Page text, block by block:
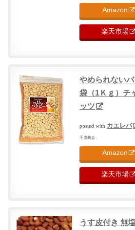
Amazon
楽天市場
やめられない
袋（1Ｋｇ）チ
ッツ
posted with カエレバ
千成商会
Amazon
楽天市場
うす皮付き 無